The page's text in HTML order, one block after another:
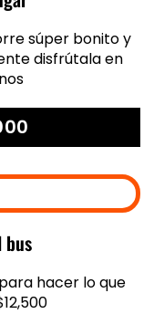
súper bonito y
disfrútala en
hacer lo que